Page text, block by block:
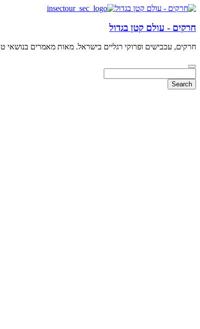
חרקים - עולם קטן בגדול
חרקים, עכבישים ופרוקי רגליים בישראל. מאות מאמרים בנושאי